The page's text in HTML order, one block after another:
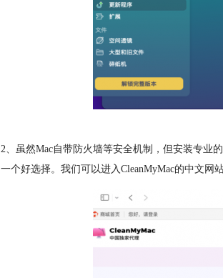
2、虽然Mac自带防火墙等安全机制，但安装专业
一个好选择。我们可以进入CleanMyMac的中文网